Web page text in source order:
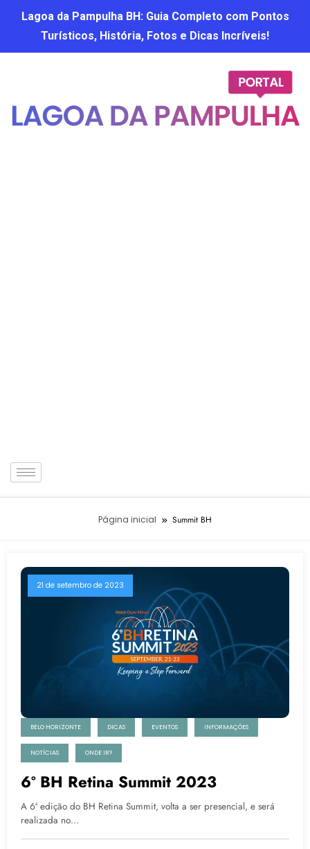
Lagoa da Pampulha BH: Guia Completo com Pontos
Turísticos, História, Fotos e Dicas Incríveis!
Página inicial Summit BH
21 de setembro de 2023
BELO HORIZONTE DICAS EVENTOS INFORMAÇÕES
NOTÍCIAS ONDE IR?
6º BH Retina Summit 2023
A 6ª edição do BH Retina Summit, volta a ser presencial, e será
realizada no…